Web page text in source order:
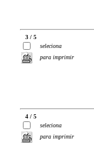
3 / 5
seleciona
para imprimir
4 / 5
seleciona
para imprimir